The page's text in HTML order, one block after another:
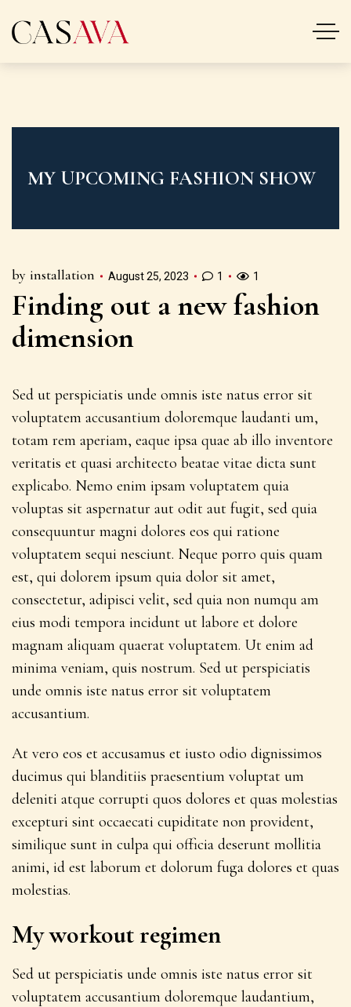
MY UPCOMING FASHION SHOW
by installation August 25, 2023 1 1
Finding out a new fashion
dimension
Sed ut perspiciatis unde omnis iste natus error sit
voluptatem accusantium doloremque laudanti um,
totam rem aperiam, eaque ipsa quae ab illo inventore
veritatis et quasi architecto beatae vitae dicta sunt
explicabo. Nemo enim ipsam voluptatem quia
voluptas sit aspernatur aut odit aut fugit, sed quia
consequuntur magni dolores eos qui ratione
voluptatem sequi nesciunt. Neque porro quis quam
est, qui dolorem ipsum quia dolor sit amet,
consectetur, adipisci velit, sed quia non numqu am
eius modi tempora incidunt ut labore et dolore
magnam aliquam quaerat voluptatem. Ut enim ad
minima veniam, quis nostrum. Sed ut perspiciatis
unde omnis iste natus error sit voluptatem
accusantium.
At vero eos et accusamus et iusto odio dignissimos
ducimus qui blanditiis praesentium voluptat um
deleniti atque corrupti quos dolores et quas molestias
excepturi sint occaecati cupiditate non provident,
similique sunt in culpa qui officia deserunt mollitia
animi, id est laborum et dolorum fuga dolores et quas
molestias.
My workout regimen
Sed ut perspiciatis unde omnis iste natus error sit
voluptatem accusantium doloremque laudantium,